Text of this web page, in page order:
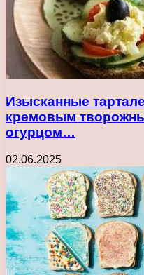
Изысканные
кремовым
огурцом…
02.06.2025